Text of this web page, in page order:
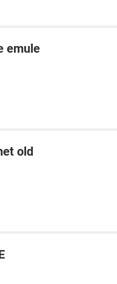
emule
old